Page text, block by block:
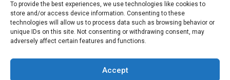
To provide the best experiences, we use technologies like cookies to
store and/or access device information. Consenting to these
technologies will allow us to process data such as browsing behavior or
unique IDs on this site. Not consenting or withdrawing consent, may
adversely affect certain features and functions.
Accept
de bain octeville, rénovation salle de bain octeville,
travaux salle de bain octeville, salle de bain sainte
adresse, installation salle de bain sainte adresse,
rénovation salle de bain sainte adresse, travaux salle
de bain sainte adresse, salle de bain gonfreville
l'orcher, installation salle de bain gonfreville l'orcher,